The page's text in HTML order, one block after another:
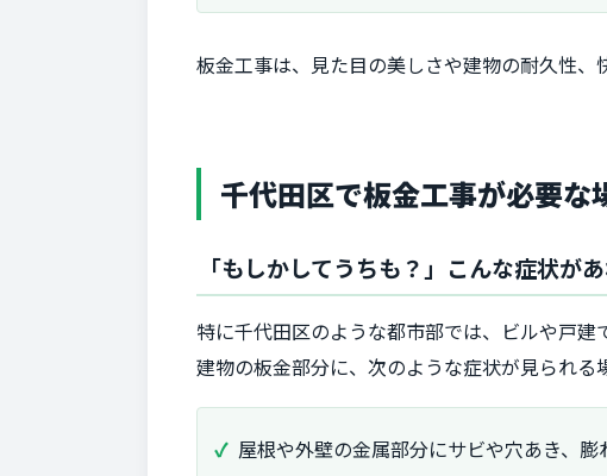
板金工事は、見た目の美しさや建物の耐久性、
千代田区で板金工事が必要な
「もしかしてうちも？」こんな症状が
特に千代田区のような都市部では、ビルや戸建
建物の板金部分に、次のような症状が見られる
屋根や外壁の金属部分にサビや穴あき、膨